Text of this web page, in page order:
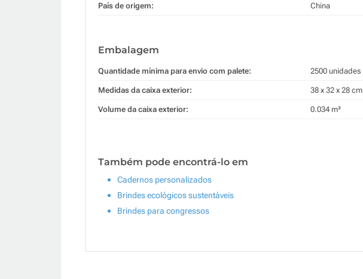
País de origem: China
Embalagem
Quantidade mínima para envio com palete: 2500 unidades
Medidas da caixa exterior: 38 x 32 x 28 cm
Volume da caixa exterior: 0.034 m³
Também pode encontrá-lo em
Cadernos personalizados
Brindes ecológicos sustentáveis
Brindes para congressos